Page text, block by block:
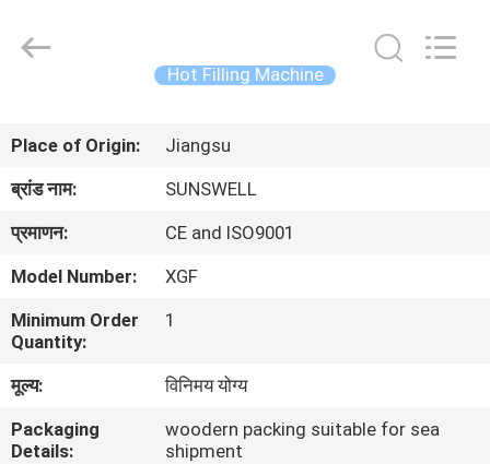
उत्पादों
हमारे
में
Hot Filling Machine
Place of Origin:
Jiangsu
ब्रांड नाम:
SUNSWELL
प्रमाणन:
CE and ISO9001
Model Number:
XGF
Minimum Order
Quantity:
1
मूल्य:
विनिमय योग्य
Packaging
Details:
woodern packing suitable for sea
shipment